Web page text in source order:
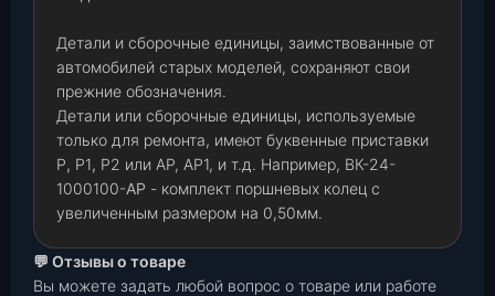
Детали и сборочные единицы, заимствованные от
автомобилей старых моделей, сохраняют свои
прежние обозначения.
Детали или сборочные единицы, используемые
только для ремонта, имеют буквенные приставки
Р, Р1, Р2 или АР, АР1, и т.д. Например, ВК-24-
1000100-АР - комплект поршневых колец с
увеличенным размером на 0,50мм.
💬 Отзывы о товаре
Вы можете задать любой вопрос о товаре или работе